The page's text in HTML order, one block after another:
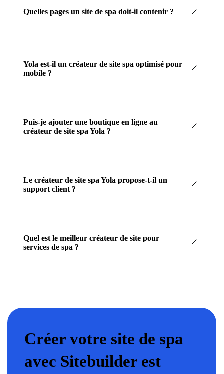
Quelles pages un site de spa doit-il contenir ?
Yola est-il un créateur de site spa optimisé pour
mobile ?
Puis-je ajouter une boutique en ligne au
créateur de site spa Yola ?
Le créateur de site spa Yola propose-t-il un
support client ?
Quel est le meilleur créateur de site pour
services de spa ?
Créer votre site de spa
avec Sitebuilder est